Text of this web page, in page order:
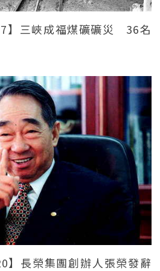
】三峽成福煤礦礦災 36名
】長榮集團創辦人張榮發辭